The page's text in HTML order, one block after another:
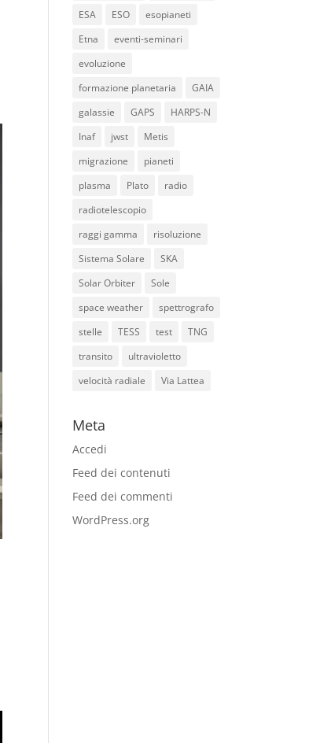
ESA
ESO
esopianeti
Etna
eventi-seminari
evoluzione
formazione planetaria
GAIA
galassie
GAPS
HARPS-N
Inaf
jwst
Metis
migrazione
pianeti
plasma
Plato
radio
radiotelescopio
raggi gamma
risoluzione
Sistema Solare
SKA
Solar Orbiter
Sole
space weather
spettrografo
stelle
TESS test
TNG
transito
ultravioletto
velocità radiale
Via Lattea
Meta
Accedi
Feed dei contenuti
Feed dei commenti
WordPress.org